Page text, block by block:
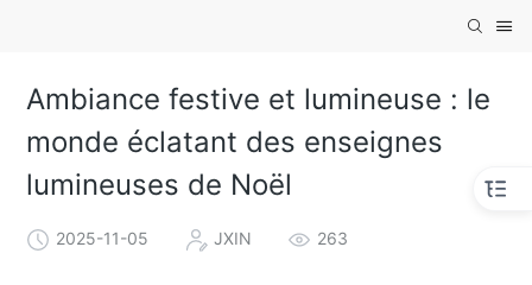
Ambiance festive et lumineuse : le
monde éclatant des enseignes
lumineuses de Noël
2025-11-05 JXIN 263